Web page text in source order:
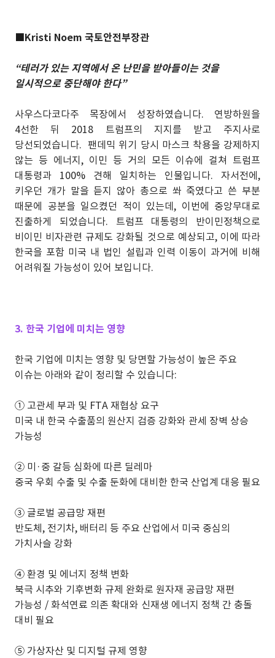
■Kristi Noem 국토안전부장관
“테러가 있는 지역에서 온 난민을 받아들이는 것을
일시적으로 중단해야 한다”
사우스다코다주 목장에서 성장하였습니다. 연방하원을
4선한 뒤 2018 트럼프의 지지를 받고 주지사로
당선되었습니다. 팬데믹 위기 당시 마스크 착용을 강제하지
않는 등 에너지, 이민 등 거의 모든 이슈에 걸쳐 트럼프
대통령과 100% 견해 일치하는 인물입니다. 자서전에,
키우던 개가 말을 듣지 않아 총으로 쏴 죽였다고 쓴 부분
때문에 공분을 일으켰던 적이 있는데, 이번에 중앙무대로
진출하게 되었습니다. 트럼프 대통령의 반이민정책으로
비이민 비자관련 규제도 강화될 것으로 예상되고, 이에 따라
한국을 포함 미국 내 법인 설립과 인력 이동이 과거에 비해
어려워질 가능성이 있어 보입니다.
3. 한국 기업에 미치는 영향
한국 기업에 미치는 영향 및 당면할 가능성이 높은 주요
이슈는 아래와 같이 정리할 수 있습니다:
① 고관세 부과 및 FTA 재협상 요구
미국 내 한국 수출품의 원산지 검증 강화와 관세 장벽 상승
가능성
② 미·중 갈등 심화에 따른 딜레마
중국 우회 수출 및 수출 둔화에 대비한 한국 산업계 대응 필요
③ 글로벌 공급망 재편
반도체, 전기차, 배터리 등 주요 산업에서 미국 중심의
가치사슬 강화
④ 환경 및 에너지 정책 변화
북극 시추와 기후변화 규제 완화로 원자재 공급망 재편
가능성 / 화석연료 의존 확대와 신재생 에너지 정책 간 충돌
대비 필요
⑤ 가상자산 및 디지털 규제 영향